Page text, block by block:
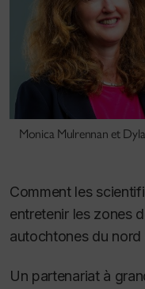
Monica Mulrennan et
Comment les
entretenir les zones
autochtones du nord
Un partenariat à